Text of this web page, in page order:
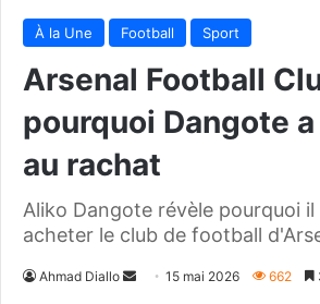
À la Une Football Sport
Arsenal Football
pourquoi Dangote
au rachat
Aliko Dangote révèle pourquoi il
acheter le club de football
Ahmad Diallo
Envoyer15 mai 2026 662